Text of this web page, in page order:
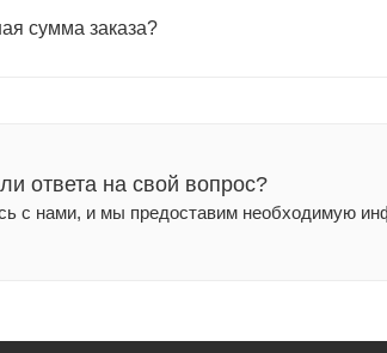
сумма заказа?
ответа на свой вопрос?
с нами, и мы предоставим необходимую